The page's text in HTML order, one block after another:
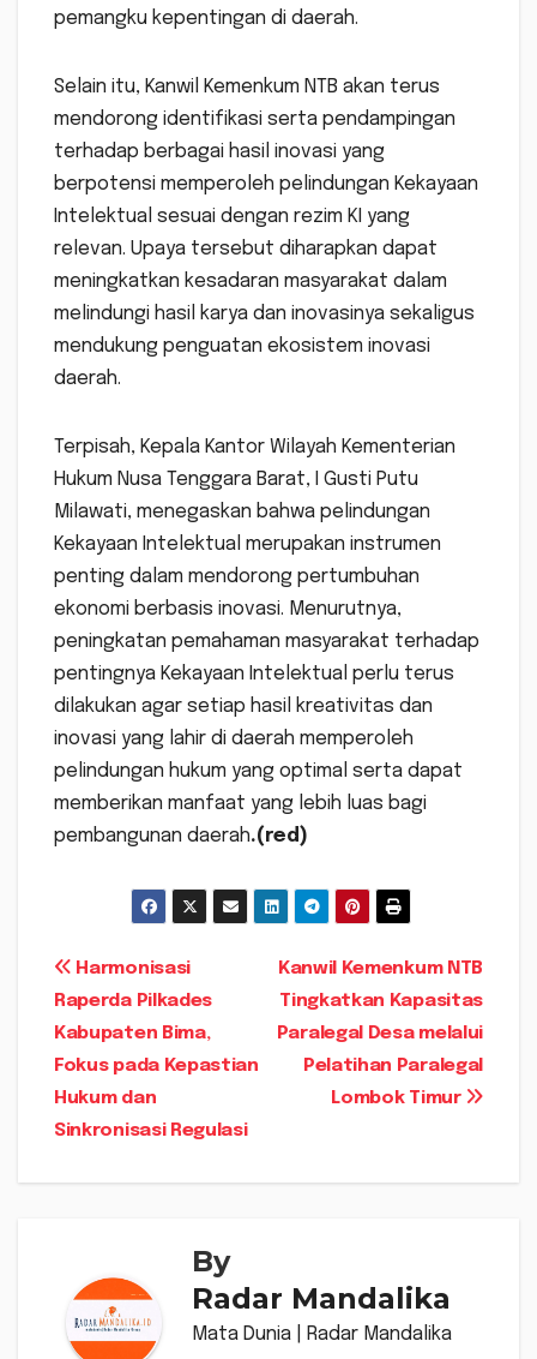
pemangku kepentingan di daerah.
Selain itu, Kanwil Kemenkum NTB akan terus
mendorong identifikasi serta pendampingan
terhadap berbagai hasil inovasi yang
berpotensi memperoleh pelindungan Kekayaan
Intelektual sesuai dengan rezim KI yang
relevan. Upaya tersebut diharapkan dapat
meningkatkan kesadaran masyarakat dalam
melindungi hasil karya dan inovasinya sekaligus
mendukung penguatan ekosistem inovasi
daerah.
Terpisah, Kepala Kantor Wilayah Kementerian
Hukum Nusa Tenggara Barat, I Gusti Putu
Milawati, menegaskan bahwa pelindungan
Kekayaan Intelektual merupakan instrumen
penting dalam mendorong pertumbuhan
ekonomi berbasis inovasi. Menurutnya,
peningkatan pemahaman masyarakat terhadap
pentingnya Kekayaan Intelektual perlu terus
dilakukan agar setiap hasil kreativitas dan
inovasi yang lahir di daerah memperoleh
pelindungan hukum yang optimal serta dapat
memberikan manfaat yang lebih luas bagi
pembangunan daerah.(red)
Navigasi
pos
Kanwil Kemenkum NTB
Tingkatkan Kapasitas
Paralegal Desa melalui
Pelatihan Paralegal
Lombok Timur
Harmonisasi
Raperda Pilkades
Kabupaten Bima,
Fokus pada Kepastian
Hukum dan
Sinkronisasi Regulasi
By
Radar Mandalika
Mata Dunia | Radar Mandalika